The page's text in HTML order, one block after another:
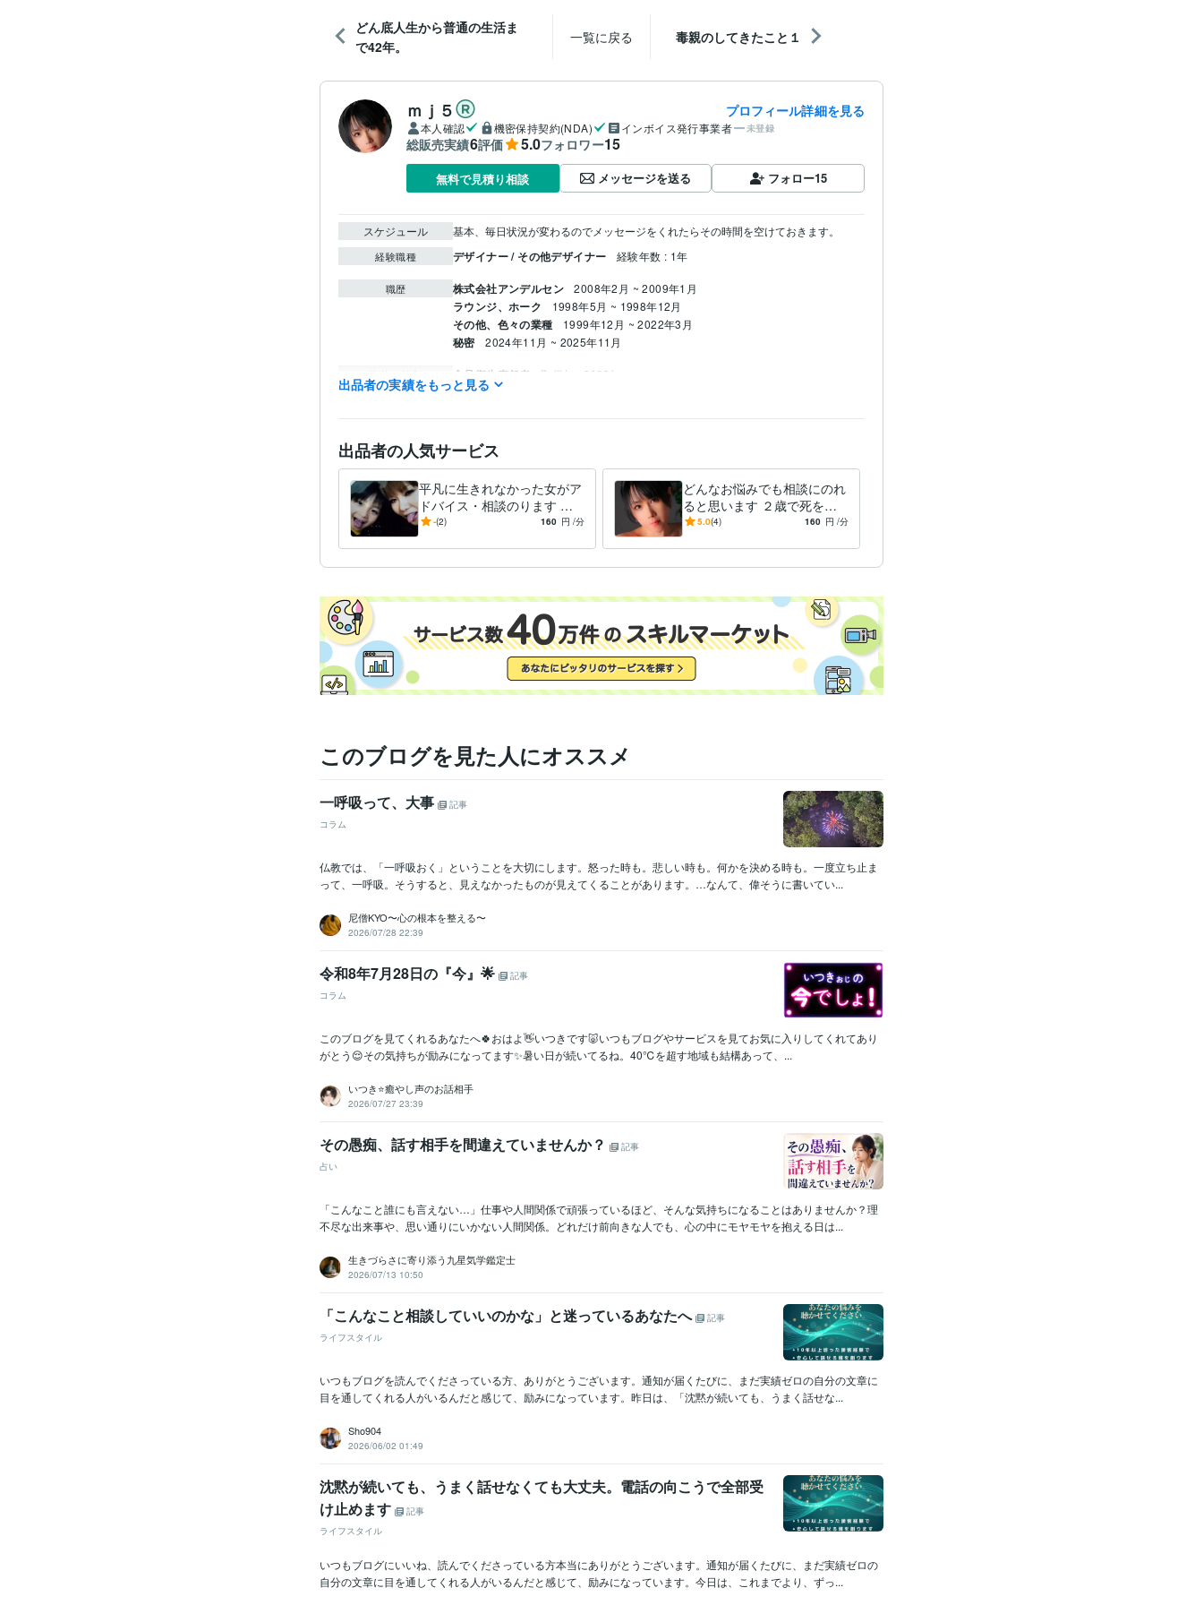
どん底人生から普通の生活ま
で42年。
一覧に戻る 毒親のしてきたこと１
ｍｊ５ プロフィール詳細を見る
本人確認 機密保持契約(NDA) インボイス発行事業者 未登録
総販売実績6評価 5.0フォロワー15
無料で見積り相談 メッセージを送る フォロー15
スケジュール 基本、毎日状況が変わるのでメッセージをくれたらその時間を空けておきます。
経験職種 デザイナー / その他デザイナー 経験年数 : 1年
職歴 株式会社アンデルセン 2008年2月 ~ 2009年1月
ラウンジ、ホーク 1998年5月 ~ 1998年12月
その他、色々の業種 1999年12月 ~ 2022年3月
秘密 2024年11月 ~ 2025年11月
資格・検定 食品衛生責任者 取得年 : 2023年
悩み相談・カウンセリング 愚痴・DV・精神・子育て・裏・夜・風俗
家庭・子育て・性など
出品者の実績をもっと見る
出品者の人気サービス
平凡に生きれなかった女がア
ドバイス・相談のります ど
ん底に落とされては何とか助
-(2) 160 円 /分
どんなお悩みでも相談にのれ
ると思います ２歳で死を考
え普通に生きれなかった女の
5.0(4) 160 円 /分
このブログを見た人にオススメ
一呼吸って、大事
記事
コラム
仏教では、「一呼吸おく」ということを大切にします。怒った時も。悲しい時も。何かを決める時も。一度立ち止ま
って、一呼吸。そうすると、見えなかったものが見えてくることがあります。…なんて、偉そうに書いてい...
尼僧KYO〜心の根本を整える〜
2026/07/28 22:39
令和8年7月28日の『今』🌟
記事
コラム
このブログを見てくれるあなたへ🍀おはよ👋いつきです🐷いつもブログやサービスを見てお気に入りしてくれてあり
がとう😌その気持ちが励みになってます✨暑い日が続いてるね。40℃を超す地域も結構あって、...
いつき⭐️癒やし声のお話相手
2026/07/27 23:39
その愚痴、話す相手を間違えていませんか？
記事
占い
「こんなこと誰にも言えない…」仕事や人間関係で頑張っているほど、そんな気持ちになることはありませんか？理
不尽な出来事や、思い通りにいかない人間関係。どれだけ前向きな人でも、心の中にモヤモヤを抱える日は...
生きづらさに寄り添う九星気学鑑定士
2026/07/13 10:50
「こんなこと相談していいのかな」と迷っているあなたへ
記事
ライフスタイル
いつもブログを読んでくださっている方、ありがとうございます。通知が届くたびに、まだ実績ゼロの自分の文章に
目を通してくれる人がいるんだと感じて、励みになっています。昨日は、「沈黙が続いても、うまく話せな...
Sho904
2026/06/02 01:49
沈黙が続いても、うまく話せなくても大丈夫。電話の向こうで全部受
け止めます
記事
ライフスタイル
いつもブログにいいね、読んでくださっている方本当にありがとうございます。通知が届くたびに、まだ実績ゼロの
自分の文章に目を通してくれる人がいるんだと感じて、励みになっています。今日は、これまでより、ずっ...